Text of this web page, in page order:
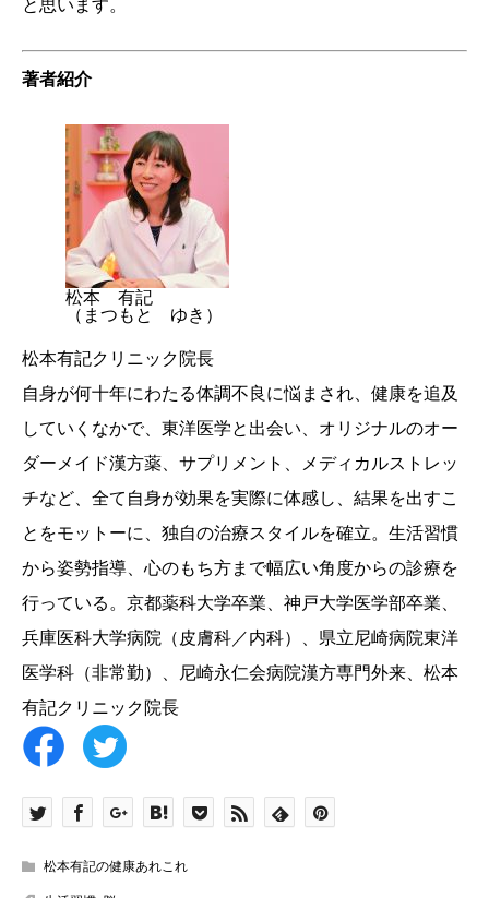
著者紹介
松本 有記
（まつもと ゆき）
松本有記クリニック院長
自身が何十年にわたる体調不良に悩まされ、健康を追及
していくなかで、東洋医学と出会い、オリジナルのオー
ダーメイド漢方薬、サプリメント、メディカルストレッ
チなど、全て自身が効果を実際に体感し、結果を出すこ
とをモットーに、独自の治療スタイルを確立。生活習慣
から姿勢指導、心のもち方まで幅広い角度からの診療を
行っている。京都薬科大学卒業、神戸大学医学部卒業、
兵庫医科大学病院（皮膚科／内科）、県立尼崎病院東洋
医学科（非常勤）、尼崎永仁会病院漢方専門外来、松本
有記クリニック院長
松本有記の健康あれこれ